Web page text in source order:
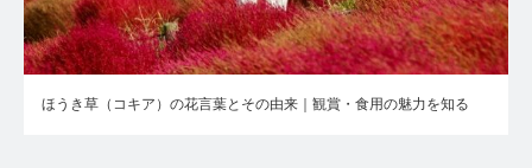
ほうき草（コキア）の花言葉とその由来｜観賞・食用の魅力を知る